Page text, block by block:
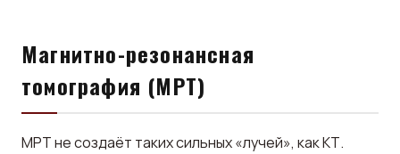
Магнитно-резонансная
томография (МРТ)
МРТ не создаёт таких сильных «лучей», как КТ.